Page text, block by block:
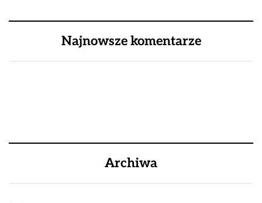
Najnowsze komentarze
Archiwa